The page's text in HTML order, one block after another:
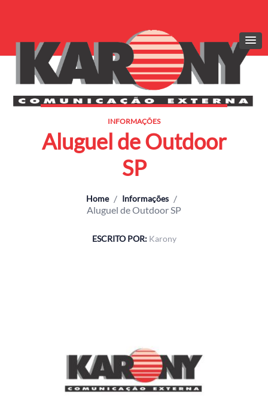
INFORMAÇÕES
Aluguel de Outdoor
SP
Home / Informações /
Aluguel de Outdoor SP
ESCRITO POR: Karony